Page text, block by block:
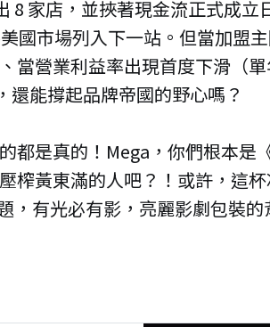
8 家店，並挾著現金流正式成立
國市場列入下一站。但當加盟
當營業利益率出現首度下滑（單
還能撐起品牌帝國的野心嗎？
都是真的！Mega，你們根本是
榨黃東滿的人吧？！或許，這
，有光必有影，亮麗影劇包裝